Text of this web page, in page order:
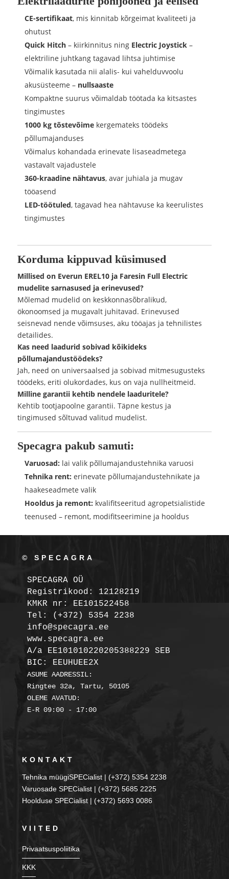
CE-sertifikaat, mis kinnitab kõrgeimat kvaliteeti ja
ohutust
Quick Hitch – kiirkinnitus ning Electric Joystick –
elektriline juhtkang tagavad lihtsa juhtimise
Võimalik kasutada nii alalis- kui vahelduvvoolu
akusüsteeme – nullsaaste
Kompaktne suurus võimaldab töötada ka kitsastes
tingimustes
1000 kg tõstevõime kergemateks töödeks
põllumajanduses
Võimalus kohandada erinevate lisaseadmetega
vastavalt vajadustele
360-kraadine nähtavus, avar juhiala ja mugav
tööasend
LED-töötuled, tagavad hea nähtavuse ka keerulistes
tingimustes
Korduma kippuvad küsimused
Millised on Everun EREL10 ja Faresin Full Electric
mudelite sarnasused ja erinevused?
Mõlemad mudelid on keskkonnasõbralikud,
ökonoomsed ja mugavalt juhitavad. Erinevused
seisnevad nende võimsuses, aku tööajas ja tehnilistes
detailides.
Kas need laadurid sobivad kõikideks
põllumajandustöödeks?
Jah, need on universaalsed ja sobivad mitmesugusteks
töödeks, eriti olukordades, kus on vaja nullheitmeid.
Milline garantii kehtib nendele laaduritele?
Kehtib tootjapoolne garantii. Täpne kestus ja
tingimused sõltuvad valitud mudelist.
Specagra pakub samuti:
Varuosad: lai valik põllumajandustehnika varuosi
Tehnika rent: erinevate põllumajandustehnikate ja
haakeseadmete valik
Hooldus ja remont: kvalifitseeritud agropetsialistide
teenused – remont, modifitseerimine ja hooldus
© SPECAGRA
SPECAGRA OÜ
Registrikood: 12128219
KMKR nr: EE101522458
Tel: (+372) 5354 2238
info@specagra.ee
A/a EE101010220205388229 SEB
BIC: EEUHUEE2X
ASUME AADRESSIL:
Ringtee 32a, Tartu, 50105
OLEME AVATUD:
E-R 09:00 - 17:00
KONTAKT
Tehnika müügiSPECialist | (+372) 5354 2238
Varuosade SPECialist | (+372) 5685 2225
Hoolduse SPECialist | (+372) 5693 0086
VIITED
Privaatsuspoliitika
KKK